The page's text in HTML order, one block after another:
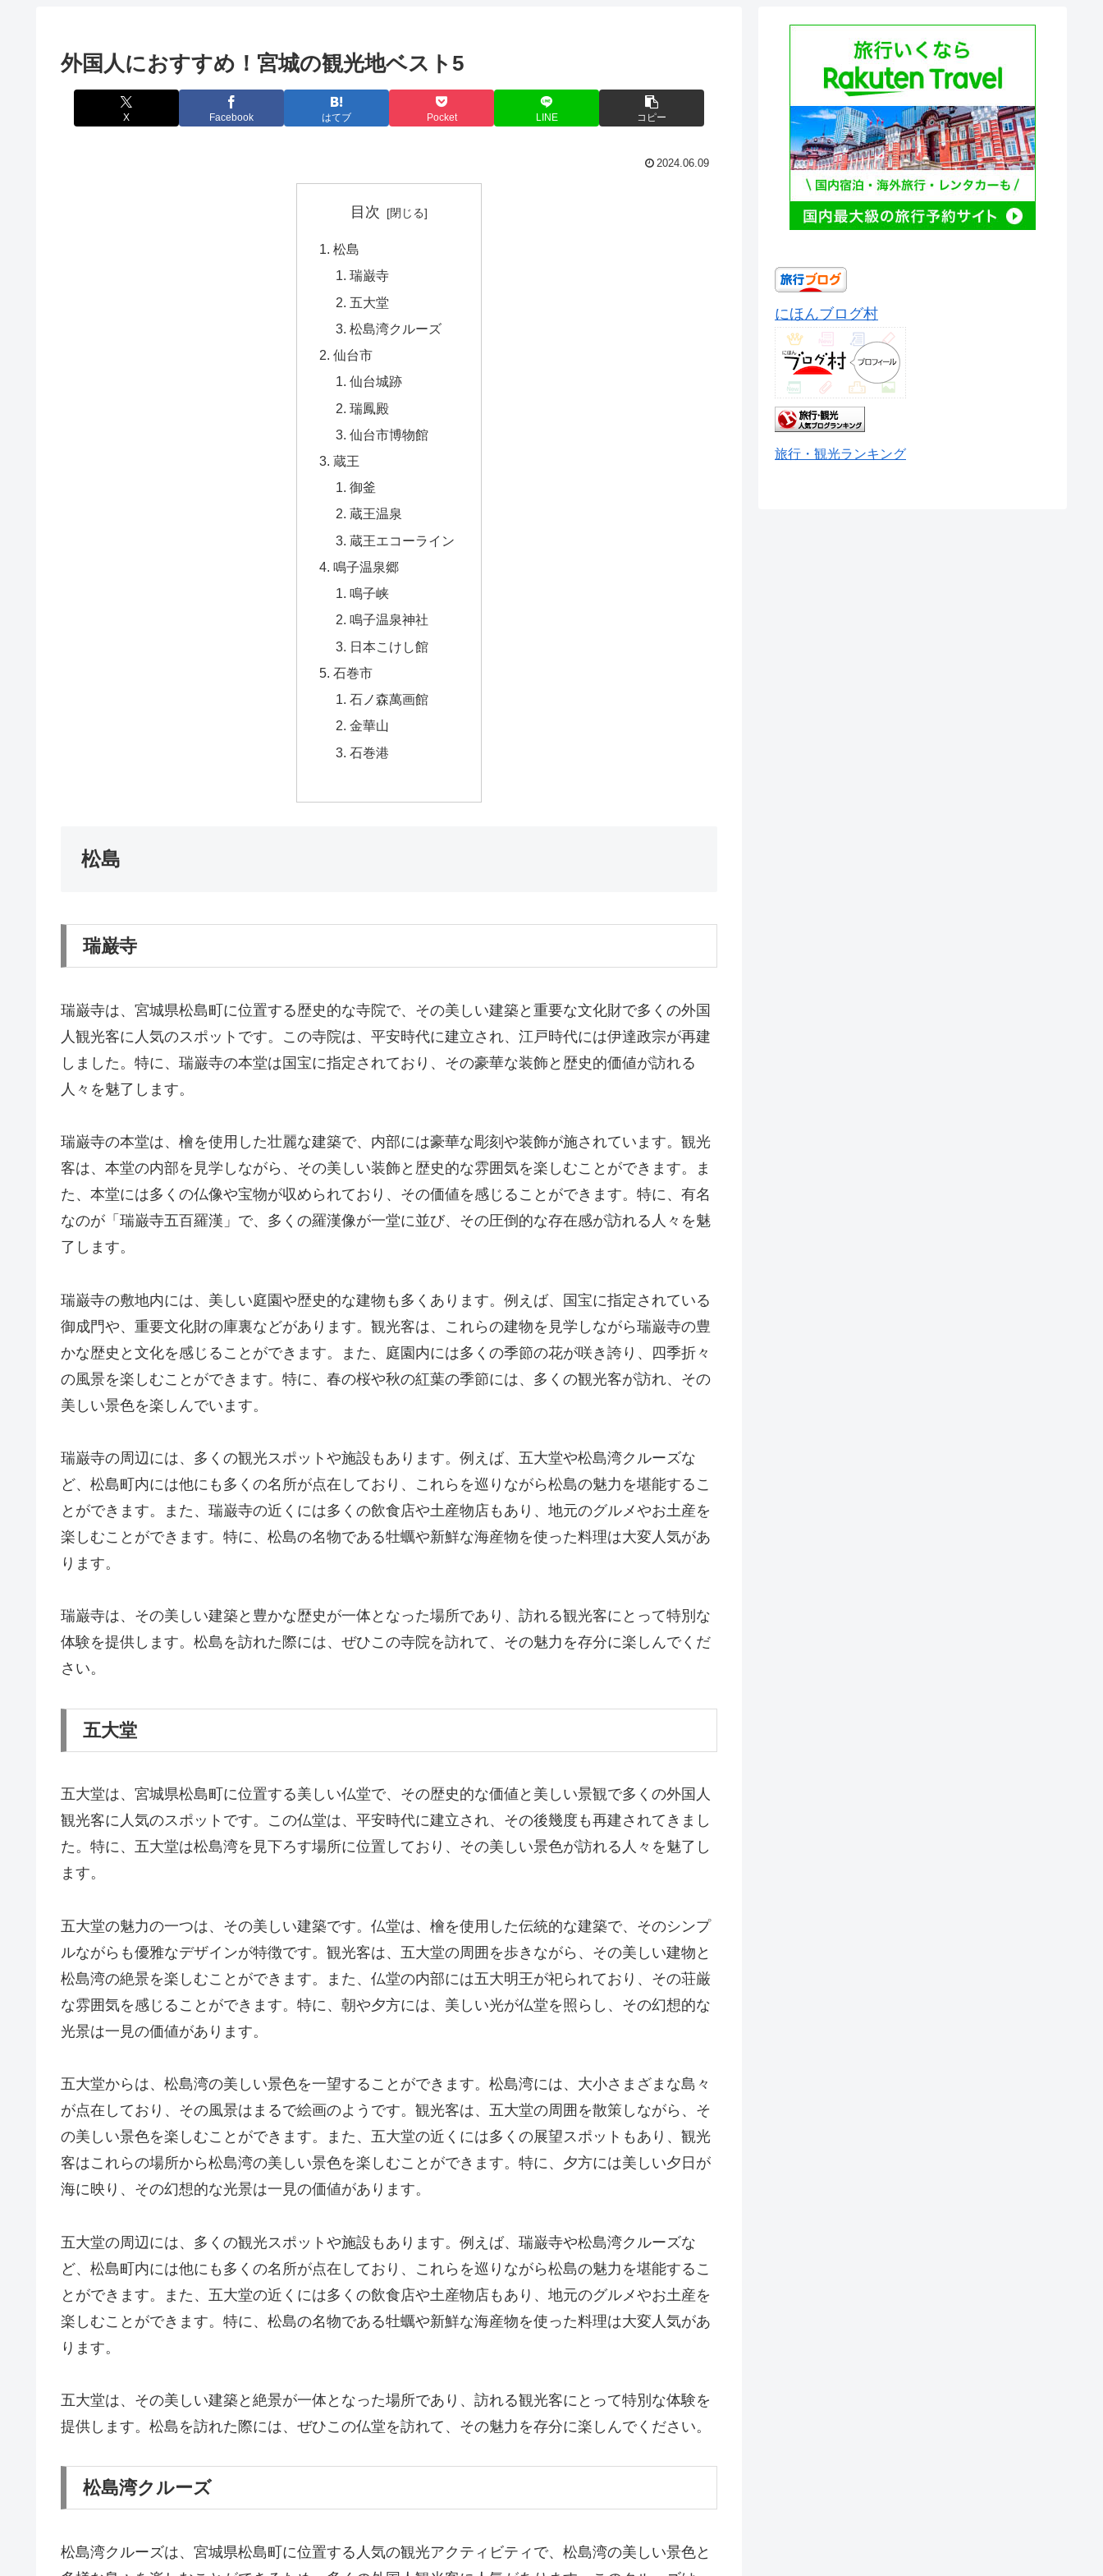
外国人におすすめ！宮城の観光地ベスト5
X Facebook はてブ Pocket LINE コピー
2024.06.09
目次
松島
瑞巌寺
五大堂
松島湾クルーズ
仙台市
仙台城跡
瑞鳳殿
仙台市博物館
蔵王
御釜
蔵王温泉
蔵王エコーライン
鳴子温泉郷
鳴子峡
鳴子温泉神社
日本こけし館
石巻市
石ノ森萬画館
金華山
石巻港
松島
瑞巌寺
瑞巌寺は、宮城県松島町に位置する歴史的な寺院で、その美しい建築と重要な文化財で多くの外国
人観光客に人気のスポットです。この寺院は、平安時代に建立され、江戸時代には伊達政宗が再建
しました。特に、瑞巌寺の本堂は国宝に指定されており、その豪華な装飾と歴史的価値が訪れる
人々を魅了します。
瑞巌寺の本堂は、檜を使用した壮麗な建築で、内部には豪華な彫刻や装飾が施されています。観光
客は、本堂の内部を見学しながら、その美しい装飾と歴史的な雰囲気を楽しむことができます。ま
た、本堂には多くの仏像や宝物が収められており、その価値を感じることができます。特に、有名
なのが「瑞巌寺五百羅漢」で、多くの羅漢像が一堂に並び、その圧倒的な存在感が訪れる人々を魅
了します。
瑞巌寺の敷地内には、美しい庭園や歴史的な建物も多くあります。例えば、国宝に指定されている
御成門や、重要文化財の庫裏などがあります。観光客は、これらの建物を見学しながら瑞巌寺の豊
かな歴史と文化を感じることができます。また、庭園内には多くの季節の花が咲き誇り、四季折々
の風景を楽しむことができます。特に、春の桜や秋の紅葉の季節には、多くの観光客が訪れ、その
美しい景色を楽しんでいます。
瑞巌寺の周辺には、多くの観光スポットや施設もあります。例えば、五大堂や松島湾クルーズな
ど、松島町内には他にも多くの名所が点在しており、これらを巡りながら松島の魅力を堪能するこ
とができます。また、瑞巌寺の近くには多くの飲食店や土産物店もあり、地元のグルメやお土産を
楽しむことができます。特に、松島の名物である牡蠣や新鮮な海産物を使った料理は大変人気があ
ります。
瑞巌寺は、その美しい建築と豊かな歴史が一体となった場所であり、訪れる観光客にとって特別な
体験を提供します。松島を訪れた際には、ぜひこの寺院を訪れて、その魅力を存分に楽しんでくだ
さい。
五大堂
五大堂は、宮城県松島町に位置する美しい仏堂で、その歴史的な価値と美しい景観で多くの外国人
観光客に人気のスポットです。この仏堂は、平安時代に建立され、その後幾度も再建されてきまし
た。特に、五大堂は松島湾を見下ろす場所に位置しており、その美しい景色が訪れる人々を魅了し
ます。
五大堂の魅力の一つは、その美しい建築です。仏堂は、檜を使用した伝統的な建築で、そのシンプ
ルながらも優雅なデザインが特徴です。観光客は、五大堂の周囲を歩きながら、その美しい建物と
松島湾の絶景を楽しむことができます。また、仏堂の内部には五大明王が祀られており、その荘厳
な雰囲気を感じることができます。特に、朝や夕方には、美しい光が仏堂を照らし、その幻想的な
光景は一見の価値があります。
五大堂からは、松島湾の美しい景色を一望することができます。松島湾には、大小さまざまな島々
が点在しており、その風景はまるで絵画のようです。観光客は、五大堂の周囲を散策しながら、そ
の美しい景色を楽しむことができます。また、五大堂の近くには多くの展望スポットもあり、観光
客はこれらの場所から松島湾の美しい景色を楽しむことができます。特に、夕方には美しい夕日が
海に映り、その幻想的な光景は一見の価値があります。
五大堂の周辺には、多くの観光スポットや施設もあります。例えば、瑞巌寺や松島湾クルーズな
ど、松島町内には他にも多くの名所が点在しており、これらを巡りながら松島の魅力を堪能するこ
とができます。また、五大堂の近くには多くの飲食店や土産物店もあり、地元のグルメやお土産を
楽しむことができます。特に、松島の名物である牡蠣や新鮮な海産物を使った料理は大変人気があ
ります。
五大堂は、その美しい建築と絶景が一体となった場所であり、訪れる観光客にとって特別な体験を
提供します。松島を訪れた際には、ぜひこの仏堂を訪れて、その魅力を存分に楽しんでください。
松島湾クルーズ
松島湾クルーズは、宮城県松島町に位置する人気の観光アクティビティで、松島湾の美しい景色と
にほんブログ村
旅行・観光ランキング